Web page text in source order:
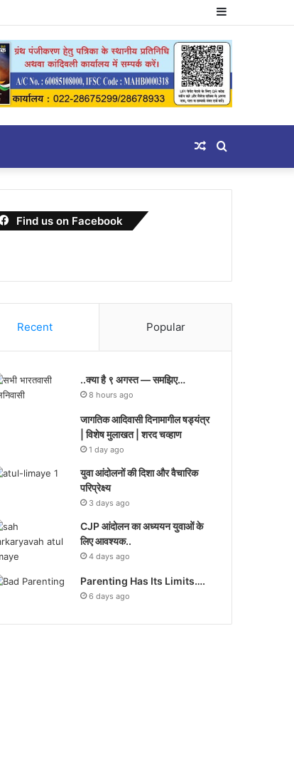
Sidebar
Search
for
Random
Article
Find us on Facebook
Recent Popular
..क्या है ९ अगस्त — समझिए…
8 hours ago
जागतिक आदिवासी दिनामागील षड्यंत्र
| विशेष मुलाखत | शरद चव्हाण
1 day ago
युवा आंदोलनों की दिशा और वैचारिक
परिप्रेक्ष्य
3 days ago
CJP आंदोलन का अध्ययन युवाओं के
लिए आवश्यक..
4 days ago
Parenting Has Its Limits….
6 days ago